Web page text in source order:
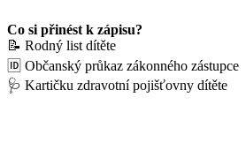
Co si přinést k zápisu?
📝 Rodný list dítěte
🆔 Občanský průkaz zákonného zástupce
🩺 Kartičku zdravotní pojišťovny dítěte